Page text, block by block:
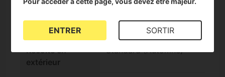
Récolte en
extérieur
Standard (Automne)
ENTRER SORTIR